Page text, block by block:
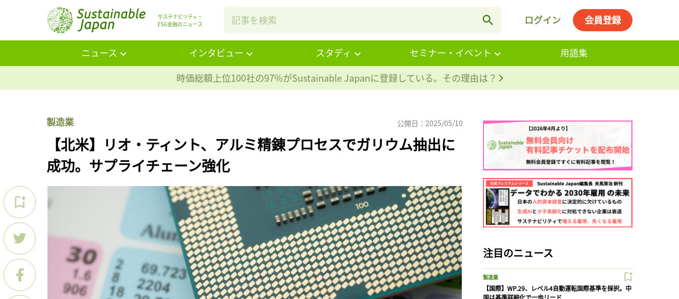
サステナビリティ・
ESG金融のニュース
ログイン 会員登録
ニュース インタビュー スタディ セミナー・イベント
用語集
時価総額上位100社の97%がSustainable Japanに登録している。その理由は？
製造業 公開日：2025/05/10
【北米】リオ・ティント、アルミ精錬プロセスでガリウム抽出に
成功。サプライチェーン強化
注目のニュース
製造業
【国際】WP.29、レベル4自動運転国際基準を採択。中